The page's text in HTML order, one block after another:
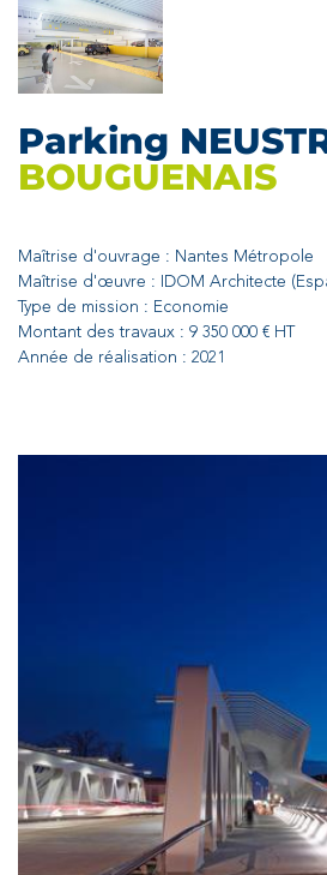
Parking
BOUGUENAIS
Maîtrise d'ouvrage : Nantes Métropole
Maîtrise d'œuvre : IDOM Architecte
Type de mission : Economie
Montant des travaux : 9 350 000 € HT
Année de réalisation : 2021